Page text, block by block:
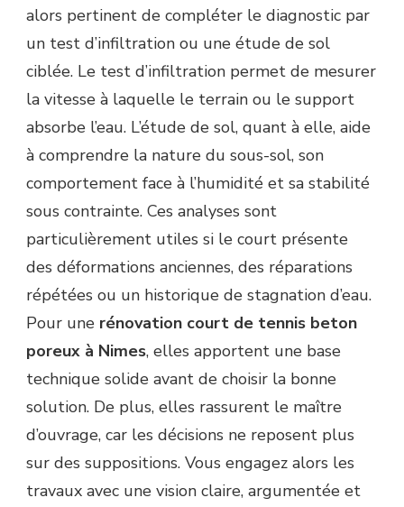
alors pertinent de compléter le diagnostic par
un test d’infiltration ou une étude de sol
ciblée. Le test d’infiltration permet de mesurer
la vitesse à laquelle le terrain ou le support
absorbe l’eau. L’étude de sol, quant à elle, aide
à comprendre la nature du sous-sol, son
comportement face à l’humidité et sa stabilité
sous contrainte. Ces analyses sont
particulièrement utiles si le court présente
des déformations anciennes, des réparations
répétées ou un historique de stagnation d’eau.
Pour une rénovation court de tennis beton
poreux à Nimes, elles apportent une base
technique solide avant de choisir la bonne
solution. De plus, elles rassurent le maître
d’ouvrage, car les décisions ne reposent plus
sur des suppositions. Vous engagez alors les
travaux avec une vision claire, argumentée et